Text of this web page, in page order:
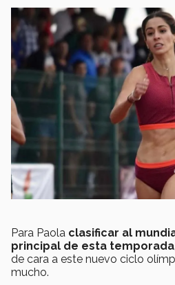
Para Paola clasificar al
principal de esta temporada
de cara a este nuevo ciclo
mucho.